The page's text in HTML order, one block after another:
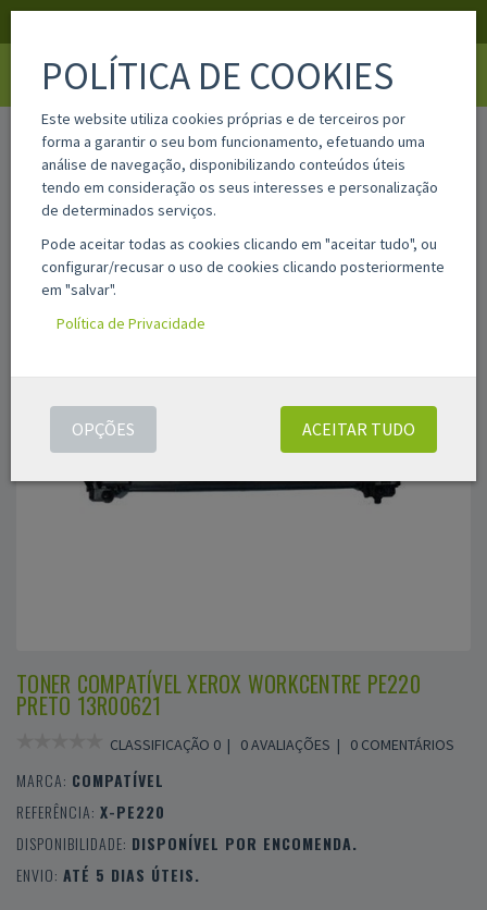
home x-pe220
TONER COMPATÍVEL XEROX WORKCENTRE PE220
PRETO 13R00621
CLASSIFICAÇÃO 0 | 0 AVALIAÇÕES | 0 COMENTÁRIOS
MARCA: COMPATÍVEL
REFERÊNCIA: X-PE220
DISPONIBILIDADE: DISPONÍVEL POR ENCOMENDA.
ENVIO: ATÉ 5 DIAS ÚTEIS.
POLÍTICA DE COOKIES
Este website utiliza cookies próprias e de terceiros por
forma a garantir o seu bom funcionamento, efetuando uma
análise de navegação, disponibilizando conteúdos úteis
tendo em consideração os seus interesses e personalização
de determinados serviços.
Pode aceitar todas as cookies clicando em "aceitar tudo", ou
configurar/recusar o uso de cookies clicando posteriormente
em "salvar".
Política de Privacidade
ACEITAR TUDO
OPÇÕES